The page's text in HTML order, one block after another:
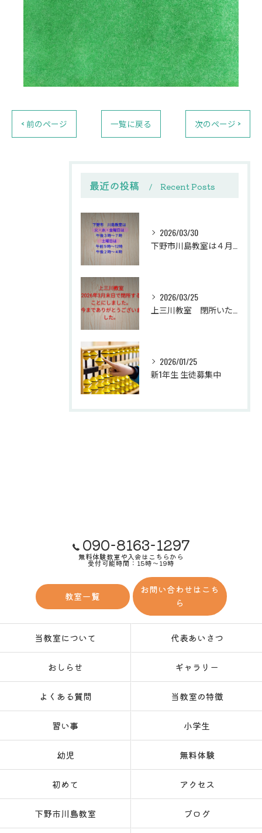
< 前のページ 一覧に戻る 次のページ >
最近の投稿 Recent Posts
2026/03/30
2026/03/25
2026/01/25
新1年生 生徒募集中
090-8163-1297
無料体験教室や入会はこちらから
受付可能時間：15時～19時
教室一覧
お問い合わせはこち
ら
当教室について 代表あいさつ
おしらせ ギャラリー
よくある質問 当教室の特徴
習い事 小学生
幼児 無料体験
初めて アクセス
下野市川島教室 ブログ